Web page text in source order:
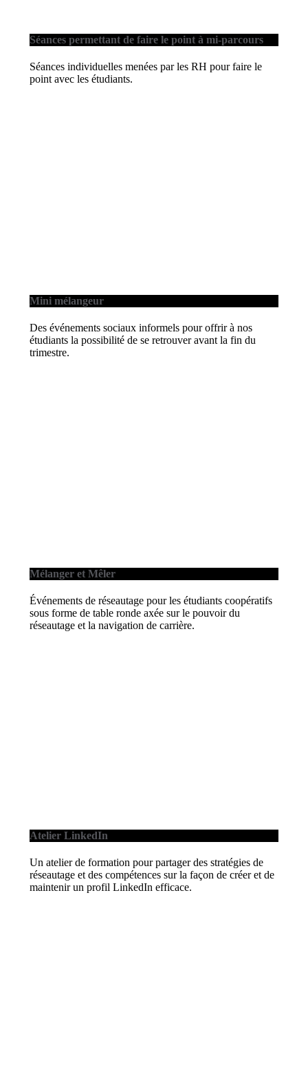
Séances permettant de faire le point à mi-parcours
Séances individuelles menées par les RH pour faire le
point avec les étudiants.
Mini mélangeur
Des événements sociaux informels pour offrir à nos
étudiants la possibilité de se retrouver avant la fin du
trimestre.
Mélanger et Mêler
Événements de réseautage pour les étudiants coopératifs
sous forme de table ronde axée sur le pouvoir du
réseautage et la navigation de carrière.
Atelier LinkedIn
Un atelier de formation pour partager des stratégies de
réseautage et des compétences sur la façon de créer et de
maintenir un profil LinkedIn efficace.